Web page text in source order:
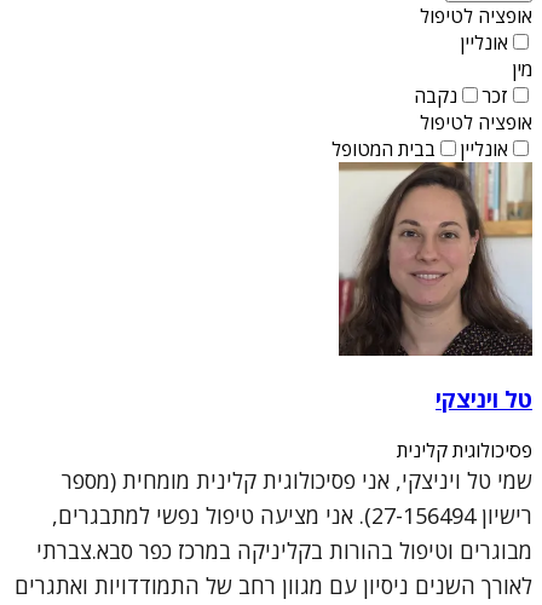
אופציה לטיפול
אונליין
מין
זכר
נקבה
אופציה לטיפול
אונליין
בבית המטופל
טל ויניצקי
פסיכולוגית קלינית
שמי טל ויניצקי, אני פסיכולוגית קלינית מומחית (מספר
רישיון 27-156494). אני מציעה טיפול נפשי למתבגרים,
מבוגרים וטיפול בהורות בקליניקה במרכז כפר סבא.צברתי
לאורך השנים ניסיון עם מגוון רחב של התמודדויות ואתגרים